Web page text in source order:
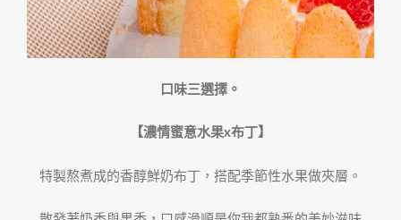
口味三選擇。
【濃情蜜意水果x布丁】
特製熬煮成的香醇鮮奶布丁，搭配季節性水果做夾層。